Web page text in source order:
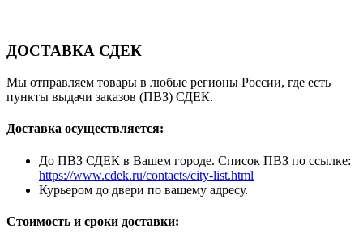
ДОСТАВКА СДЕК
Мы отправляем товары в любые регионы России, где есть
пункты выдачи заказов (ПВЗ) СДЕК.
Доставка осуществляется:
До ПВЗ СДЕК в Вашем городе. Список ПВЗ по ссылке:
https://www.cdek.ru/contacts/city-list.html
Курьером до двери по вашему адресу.
Стоимость и сроки доставки: